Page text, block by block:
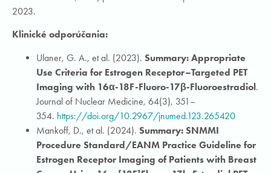
2023.
Klinické odporúčania:
Ulaner, G. A., et al. (2023). Summary: Appropriate
Use Criteria for Estrogen Receptor–Targeted PET
Imaging with 16α-18F-Fluoro-17β-Fluoroestradiol.
Journal of Nuclear Medicine, 64(3), 351–
354. https://doi.org/10.2967/jnumed.123.265420
Mankoff, D., et al. (2024). Summary: SNMMI
Procedure Standard/EANM Practice Guideline for
Estrogen Receptor Imaging of Patients with Breast